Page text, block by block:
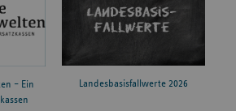
– Ein
Landesbasisfallwerte 2026